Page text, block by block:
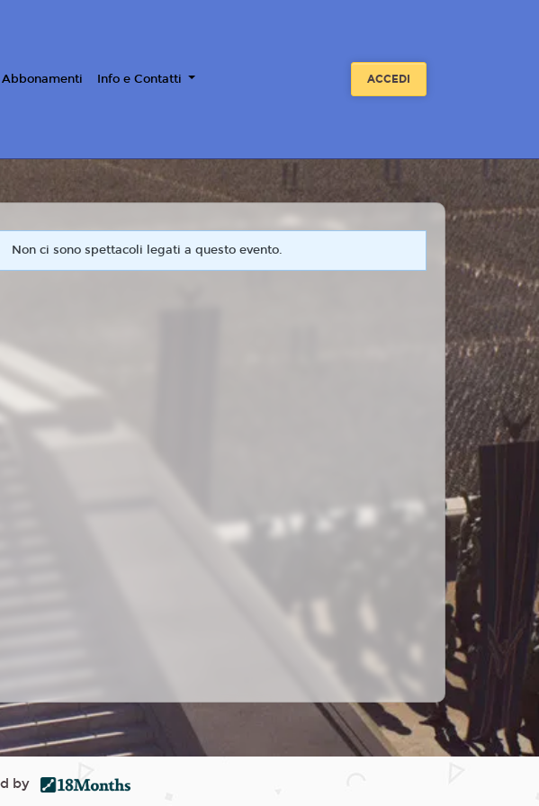
Abbonamenti Info e Contatti ACCEDI
Non ci sono spettacoli legati a questo evento.
by